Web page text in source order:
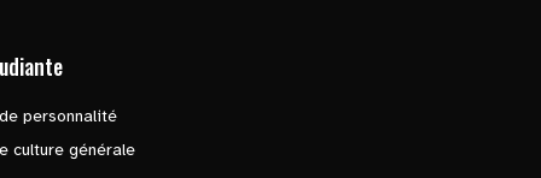
personnalité
culture générale